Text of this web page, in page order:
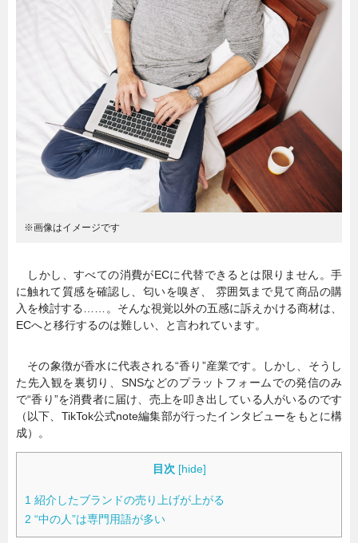
グルメ スキル
暮らし エンタメ
連載一覧
※画像はイメージです
しかし、すべての消費がECに代替できるとは限りません。手
に触れて質感を確認し、匂いを嗅ぎ、 雰囲気まで見て商品の購
入を検討する……。そんな視覚以外の五感に訴えかける商材は、
ECへと移行するのは難しい、と言われています。
その象徴が香水に代表される“香り”産業です。しかし、そうし
た先入観を裏切り、SNSなどのプラットフォームでの発信のみ
で“香り”を消費者に届け、売上を叩き出している人がいるのです
（以下、TikTok公式note編集部が行ったインタビューをもとに構
成）。
目次 [hide]
1 紹介したブランドの売り上げが上がる
2 “中の人”は専門用語が多い